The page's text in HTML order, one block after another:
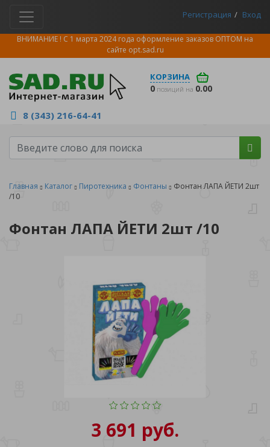
Регистрация Вход
ВНИМАНИЕ ! С 1 марта 2024 года оформление заказов ОПТОМ на
сайте opt.sad.ru
КОРЗИНА
0 позиций на 0.00
8 (343) 216-64-41
Главная Каталог Пиротехника Фонтаны
Фонтан ЛАПА ЙЕТИ 2шт
/10
Фонтан ЛАПА ЙЕТИ 2шт /10
3 691 руб.